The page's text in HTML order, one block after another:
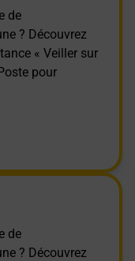
de
? Découvrez
« Veiller sur
pour
de
? Découvrez